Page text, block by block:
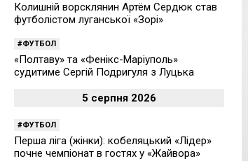
Колишній ворсклянин Артём Сердюк став
футболістом луганської «Зорі»
ФУТБОЛ
«Полтаву» та «Фенікс-Маріуполь»
судитиме Сергій Подригуля з Луцька
5 серпня 2026
ФУТБОЛ
Перша ліга (жінки): кобеляцький «Лідер»
почне чемпіонат в гостях у «Жайвора»